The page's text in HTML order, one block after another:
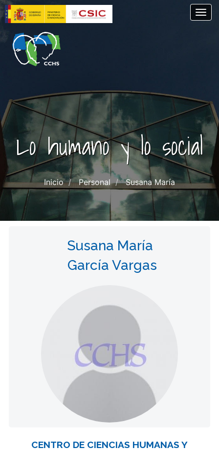
Pasar
al
contenido
principal
Lo humano y lo social
Inicio Personal Susana María
Susana María
García Vargas
CENTRO DE CIENCIAS HUMANAS Y